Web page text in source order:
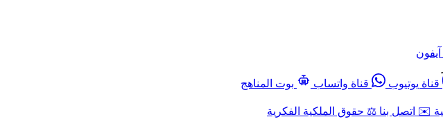
قناة يوتيوب قناة واتساب
بوت المناهج
✉️ اتصل بنا ⚖️ حقوق الملكية الفكرية